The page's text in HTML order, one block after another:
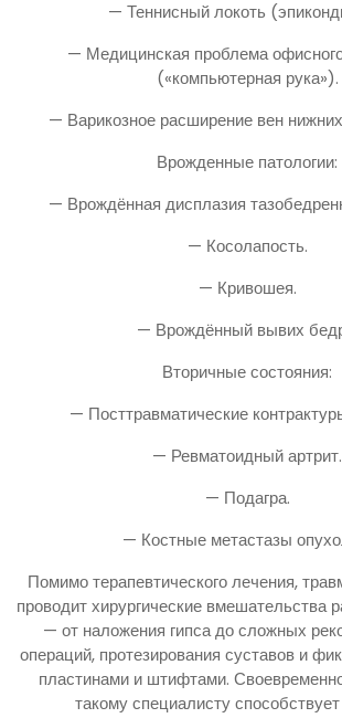
— Теннисный локоть
— Медицинская проблема
(«компьютерная рука»).
— Варикозное расширение вен
Врожденные патологии:
— Врождённая дисплазия
— Косолапость.
— Кривошея.
— Врождённый вывих
Вторичные состояния:
— Посттравматические
— Ревматоидный артрит.
— Подагра.
— Костные метастазы
Помимо терапевтического лечения,
проводит хирургические вмешательства
— от наложения гипса до сложных
операций, протезирования суставов и
пластинами и штифтами.
такому специалисту